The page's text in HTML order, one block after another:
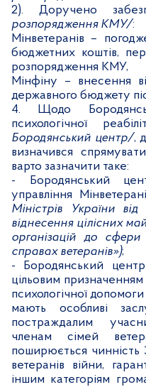
2). Доручено
розпорядження КМУ/:
Мінветеранів –
бюджетних коштів,
розпорядження КМУ,
Мінфіну – внесення
державного бюджету
4. Щодо
психологічної
Бородянський центр/,
визначився
варто зазначити таке:
-
Бородянський
управління
Міністрів України
віднесення цілісних
організацій до сфери
справах ветеранів»);
- Бородянський
цільовим призначенням
психологічної
мають особливі
постраждалим
членам сімей
поширюється чинність
ветеранів війни,
іншим категоріям